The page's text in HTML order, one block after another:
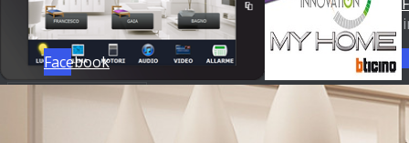
Ind.-87036 RENDE (CS) - ITALY - P. IVA 02409470784
Facebook
Scorrere verso l’alto